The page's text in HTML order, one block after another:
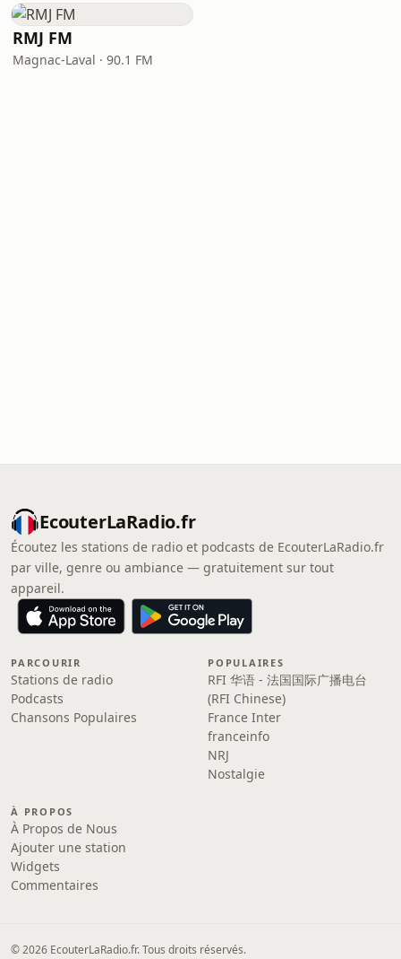
RMJ FM
Magnac-Laval · 90.1 FM
EcouterLaRadio.fr
Écoutez les stations de radio et podcasts de EcouterLaRadio.fr
par ville, genre ou ambiance — gratuitement sur tout
appareil.
PARCOURIR
Stations de radio
Podcasts
Chansons Populaires
POPULAIRES
RFI 华语 - 法国国际广播电台
(RFI Chinese)
France Inter
franceinfo
NRJ
Nostalgie
À PROPOS
À Propos de Nous
Ajouter une station
Widgets
Commentaires
© 2026 EcouterLaRadio.fr. Tous droits réservés.